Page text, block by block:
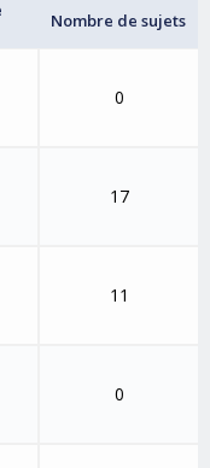
Nombre de sujets
0
17
11
0